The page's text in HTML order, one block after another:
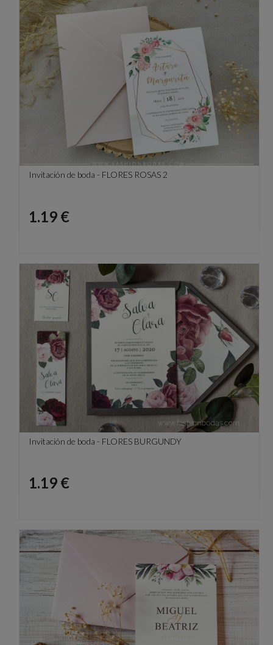
Invitación de boda - FLORES ROSAS 2
Precio
1.19 €
Invitación de boda - FLORES BURGUNDY
Precio
1.19 €